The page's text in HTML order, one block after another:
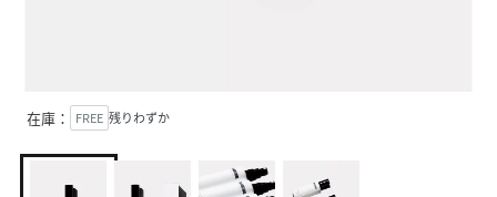
在庫： FREE 残りわずか